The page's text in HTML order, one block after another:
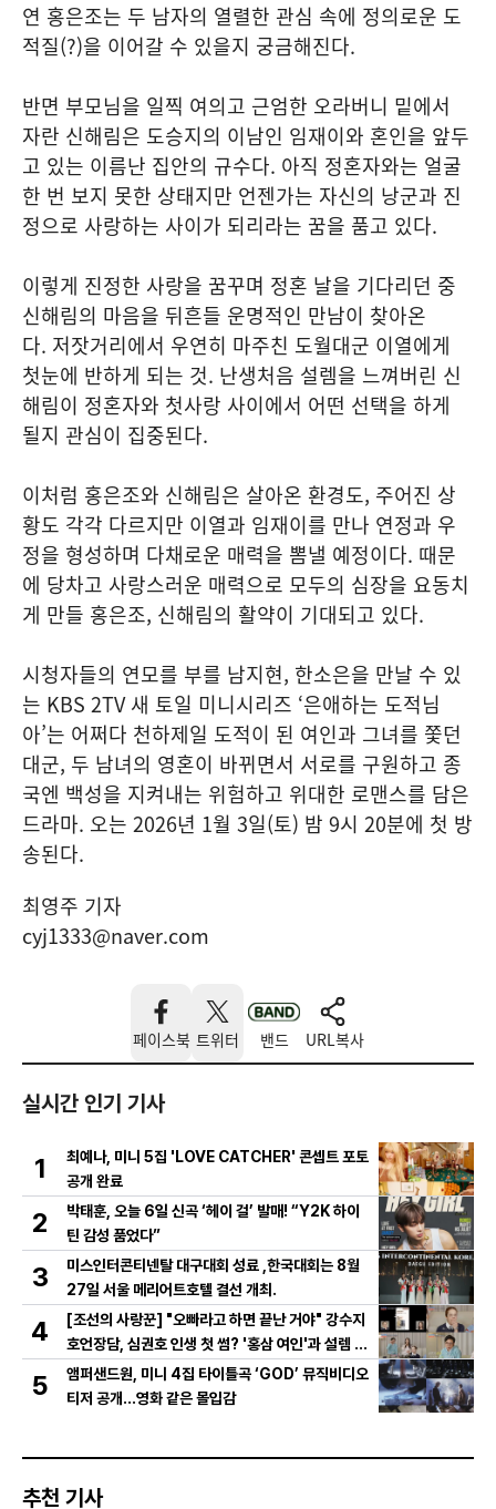
연 홍은조는 두 남자의 열렬한 관심 속에 정의로운 도
적질(?)을 이어갈 수 있을지 궁금해진다.
반면 부모님을 일찍 여의고 근엄한 오라버니 밑에서
자란 신해림은 도승지의 이남인 임재이와 혼인을 앞두
고 있는 이름난 집안의 규수다. 아직 정혼자와는 얼굴
한 번 보지 못한 상태지만 언젠가는 자신의 낭군과 진
정으로 사랑하는 사이가 되리라는 꿈을 품고 있다.
이렇게 진정한 사랑을 꿈꾸며 정혼 날을 기다리던 중
신해림의 마음을 뒤흔들 운명적인 만남이 찾아온
다. 저잣거리에서 우연히 마주친 도월대군 이열에게
첫눈에 반하게 되는 것. 난생처음 설렘을 느껴버린 신
해림이 정혼자와 첫사랑 사이에서 어떤 선택을 하게
될지 관심이 집중된다.
이처럼 홍은조와 신해림은 살아온 환경도, 주어진 상
황도 각각 다르지만 이열과 임재이를 만나 연정과 우
정을 형성하며 다채로운 매력을 뽐낼 예정이다. 때문
에 당차고 사랑스러운 매력으로 모두의 심장을 요동치
게 만들 홍은조, 신해림의 활약이 기대되고 있다.
시청자들의 연모를 부를 남지현, 한소은을 만날 수 있
는 KBS 2TV 새 토일 미니시리즈 ‘은애하는 도적님
아’는 어쩌다 천하제일 도적이 된 여인과 그녀를 쫓던
대군, 두 남녀의 영혼이 바뀌면서 서로를 구원하고 종
국엔 백성을 지켜내는 위험하고 위대한 로맨스를 담은
드라마. 오는 2026년 1월 3일(토) 밤 9시 20분에 첫 방
송된다.
최영주 기자
cyj1333@naver.com
페이스북 트위터 밴드 URL복사
실시간 인기 기사
1
최예나, 미니 5집 'LOVE CATCHER' 콘셉트 포토
공개 완료
2
박태훈, 오늘 6일 신곡 ‘헤이 걸’ 발매! “Y2K 하이
틴 감성 품었다”
3
미스인터콘티넨탈 대구대회 성료 ,한국대회는 8월
27일 서울 메리어트호텔 결선 개최.
4
[조선의 사랑꾼] "오빠라고 하면 끝난 거야" 강수지
호언장담, 심권호 인생 첫 썸? '홍삼 여인'과 설렘 가
득 문자 포착!
5
앰퍼샌드원, 미니 4집 타이틀곡 ‘GOD’ 뮤직비디오
티저 공개…영화 같은 몰입감
추천 기사